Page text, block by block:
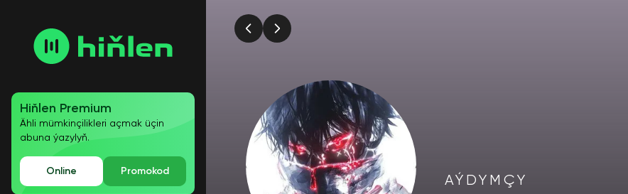
Hiňlen Premium
Ähli mümkinçilikleri açmak üçin
abuna ýazylyň.
Online Promokod
AÝDYMÇY